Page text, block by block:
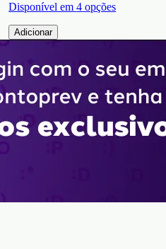
Disponível em4 opções
Adicionar